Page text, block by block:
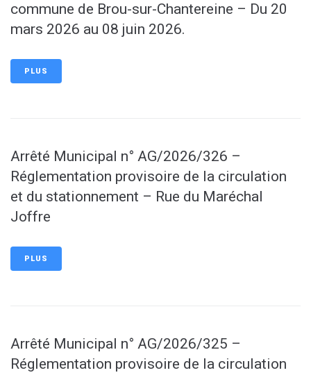
commune de Brou-sur-Chantereine – Du 20
mars 2026 au 08 juin 2026.
PLUS
Arrêté Municipal n° AG/2026/326 –
Réglementation provisoire de la circulation
et du stationnement – Rue du Maréchal
Joffre
PLUS
Arrêté Municipal n° AG/2026/325 –
Réglementation provisoire de la circulation